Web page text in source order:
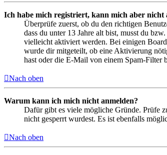
Ich habe mich registriert, kann mich aber nicht
Überprüfe zuerst, ob du den richtigen
dass du unter 13 Jahre alt bist, musst du
vielleicht aktiviert werden. Bei einigen
wurde dir mitgeteilt, ob eine Aktivierung
hast oder die E-Mail von einem Spam-Filter
Nach oben
Warum kann ich mich nicht anmelden?
Dafür gibt es viele mögliche Gründe. Prüfe
nicht gesperrt wurdest. Es ist ebenfalls
Nach oben